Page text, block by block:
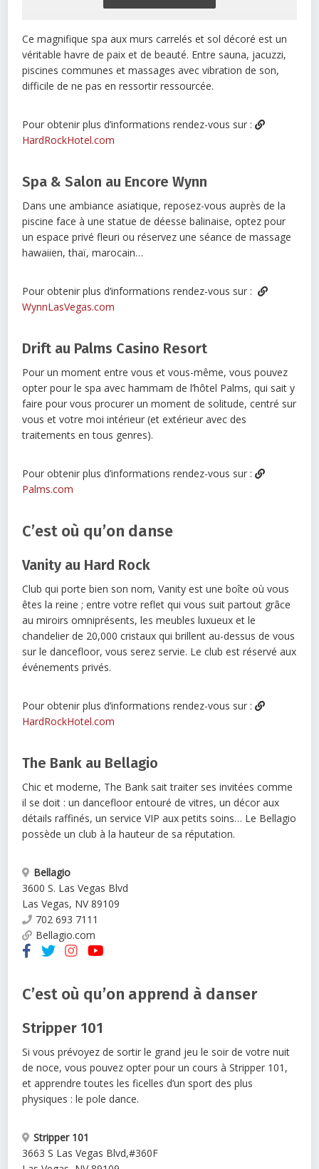
Ce magnifique spa aux murs carrelés et sol décoré est un
véritable havre de paix et de beauté. Entre sauna, jacuzzi,
piscines communes et massages avec vibration de son,
difficile de ne pas en ressortir ressourcée.
Pour obtenir plus d’informations rendez-vous sur :
HardRockHotel.com
Spa & Salon au Encore Wynn
Dans une ambiance asiatique, reposez-vous auprès de la
piscine face à une statue de déesse balinaise, optez pour
un espace privé fleuri ou réservez une séance de massage
hawaiien, thaï, marocain…
Pour obtenir plus d’informations rendez-vous sur :
WynnLasVegas.com
Drift au Palms Casino Resort
Pour un moment entre vous et vous-même, vous pouvez
opter pour le spa avec hammam de l’hôtel Palms, qui sait y
faire pour vous procurer un moment de solitude, centré sur
vous et votre moi intérieur (et extérieur avec des
traitements en tous genres).
Pour obtenir plus d’informations rendez-vous sur :
Palms.com
C’est où qu’on danse
Vanity au Hard Rock
Club qui porte bien son nom, Vanity est une boîte où vous
êtes la reine ; entre votre reflet qui vous suit partout grâce
au miroirs omniprésents, les meubles luxueux et le
chandelier de 20,000 cristaux qui brillent au-dessus de vous
sur le dancefloor, vous serez servie. Le club est réservé aux
événements privés.
Pour obtenir plus d’informations rendez-vous sur :
HardRockHotel.com
The Bank au Bellagio
Chic et moderne, The Bank sait traiter ses invitées comme
il se doit : un dancefloor entouré de vitres, un décor aux
détails raffinés, un service VIP aux petits soins… Le Bellagio
possède un club à la hauteur de sa réputation.
Bellagio
3600 S. Las Vegas Blvd
Las Vegas, NV 89109
702 693 7111
Bellagio.com
C’est où qu’on apprend à danser
Stripper 101
Si vous prévoyez de sortir le grand jeu le soir de votre nuit
de noce, vous pouvez opter pour un cours à Stripper 101,
et apprendre toutes les ficelles d’un sport des plus
physiques : le pole dance.
Stripper 101
3663 S Las Vegas Blvd,#360F